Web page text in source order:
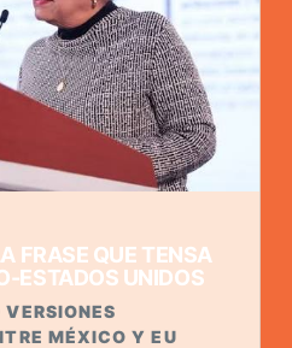
FRASE QUE TENSA
ESTADOS UNIDOS
MÉXICO Y EU